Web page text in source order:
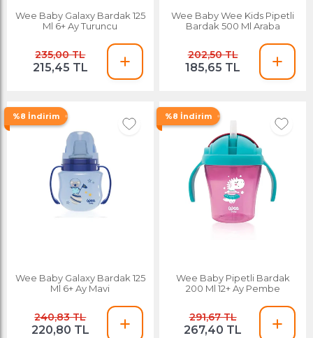
Wee Baby Galaxy Bardak 125
Ml 6+ Ay Turuncu
235,00 TL
215,45 TL
Wee Baby Wee Kids Pipetli
Bardak 500 Ml Araba
202,50 TL
185,65 TL
%8 İndirim
Wee Baby Galaxy Bardak 125
Ml 6+ Ay Mavi
240,83 TL
220,80 TL
%8 İndirim
Wee Baby Pipetli Bardak
200 Ml 12+ Ay Pembe
291,67 TL
267,40 TL